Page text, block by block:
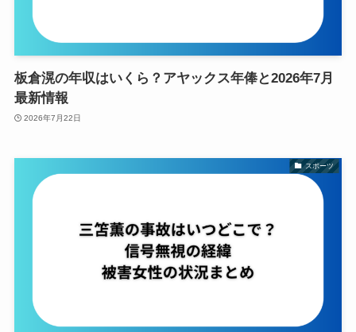
板倉滉の年収はいくら？アヤックス年俸と2026年7月
最新情報
2026年7月22日
スポーツ